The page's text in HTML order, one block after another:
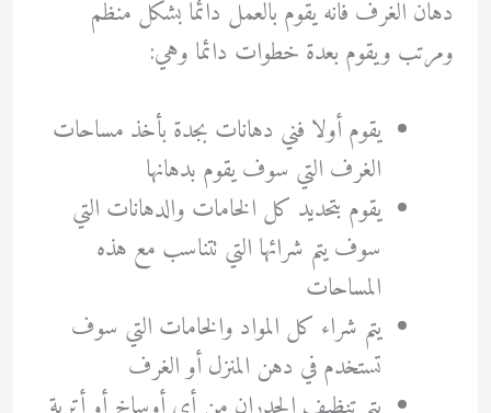
دهان الغرف فانه يقوم بالعمل دائما بشكل منظم
ومرتب ويقوم بعدة خطوات دائما وهي:
يقوم أولا فني دهانات بجدة بأخذ مساحات
الغرف التي سوف يقوم بدهانها
يقوم بتحديد كل الخامات والدهانات التي
سوف يتم شرائها التي تتناسب مع هذه
المساحات
يتم شراء كل المواد والخامات التي سوف
تستخدم في دهن المنزل أو الغرف